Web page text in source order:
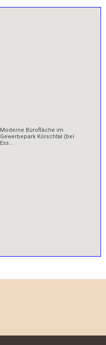
Moderne Bürofläche im
Gewerbepark Körschtal (bei
Ess...
Moderne Bürofläche im
Gewerbepark Körschtal (bei
Ess...